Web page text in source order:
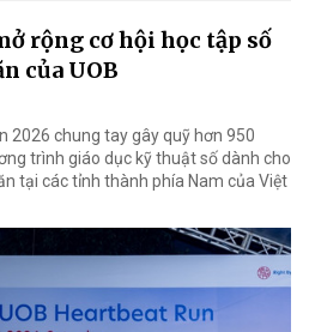
rộng cơ hội học tập số
của UOB
2026 chung tay gây quỹ hơn 950
trình giáo dục kỹ thuật số dành cho
tại các tỉnh thành phía Nam của Việt